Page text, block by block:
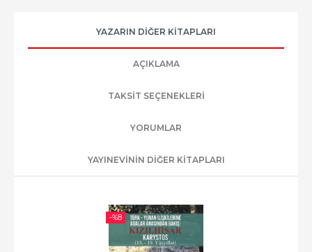
YAZARIN DIĞER KITAPLARI
AÇIKLAMA
TAKSIT SEÇENEKLERI
YORUMLAR
YAYINEVININ DIĞER KITAPLARI
-%8